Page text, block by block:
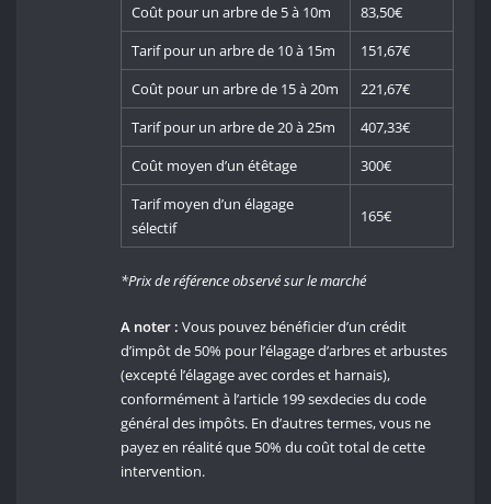
Coût pour un arbre de 5 à 10m
83,50€
Tarif pour un arbre de 10 à 15m
151,67€
Coût pour un arbre de 15 à 20m
221,67€
Tarif pour un arbre de 20 à 25m
407,33€
Coût moyen d’un étêtage
300€
Tarif moyen d’un élagage
sélectif
165€
*Prix de référence observé sur le marché
A noter : Vous pouvez bénéficier d’un crédit
d’impôt de 50% pour l’élagage d’arbres et arbustes
(excepté l’élagage avec cordes et harnais),
conformément à l’article 199 sexdecies du code
général des impôts. En d’autres termes, vous ne
payez en réalité que 50% du coût total de cette
intervention.